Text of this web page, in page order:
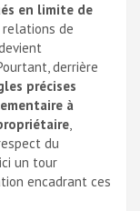
en limite de
de
derrière
précises
à
,
du
un tour
encadrant ces